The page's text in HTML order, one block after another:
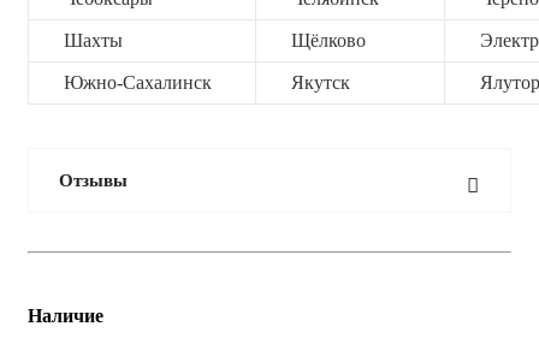
Шахты Щёлково
Южно-Сахалинск Якутск
Отзывы
Наличие